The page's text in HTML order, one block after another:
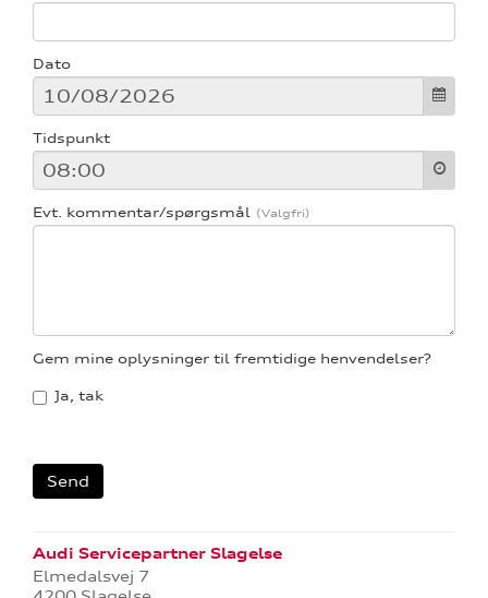
Dato
Tidspunkt
Evt. kommentar/spørgsmål
Gem mine oplysninger til fremtidige henvendelser?
Ja, tak
Audi Servicepartner Slagelse
Elmedalsvej 7